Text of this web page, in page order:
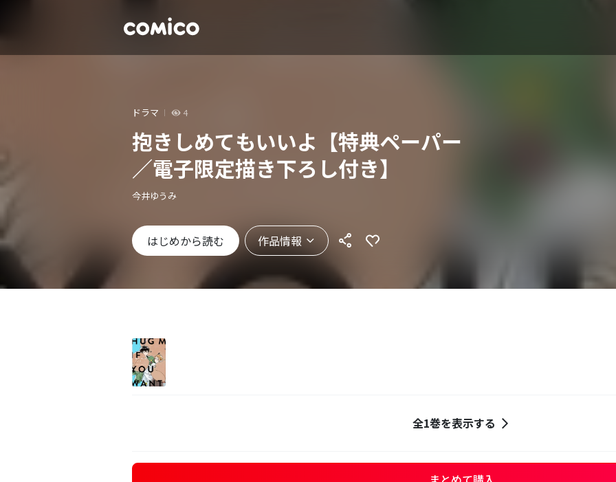
ドラマ 4
抱きしめてもいいよ【特典ペーパー
／電子限定描き下ろし付き】
今井ゆうみ
はじめから読む 作品情報
全1巻を表示する